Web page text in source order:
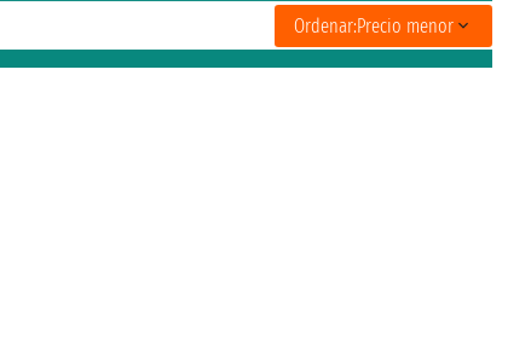
Ordenar:Precio menor